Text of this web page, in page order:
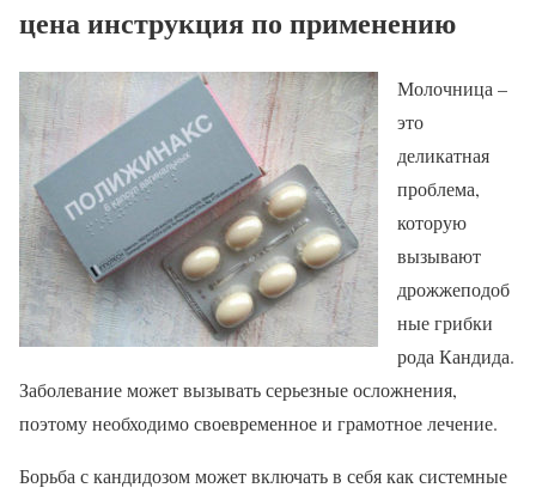
цена инструкция по применению
Молочница –
это
деликатная
проблема,
которую
вызывают
дрожжеподоб
ные грибки
рода Кандида.
Заболевание может вызывать серьезные осложнения,
поэтому необходимо своевременное и грамотное лечение.
Борьба с кандидозом может включать в себя как системные